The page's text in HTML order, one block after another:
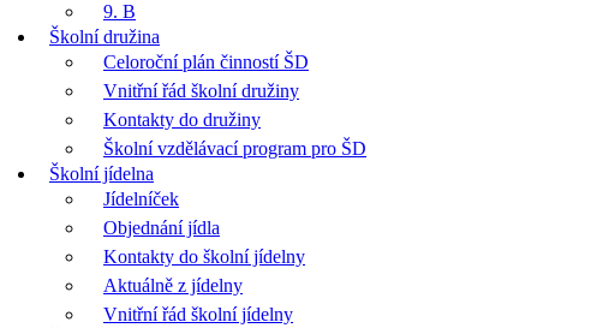
9. B
Školní družina
Celoroční plán činností ŠD
Vnitřní řád školní družiny
Kontakty do družiny
Školní vzdělávací program pro ŠD
Školní jídelna
Jídelníček
Objednání jídla
Kontakty do školní jídelny
Aktuálně z jídelny
Vnitřní řád školní jídelny